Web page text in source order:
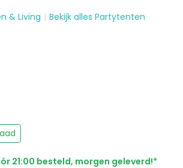
& Living Bekijk alles Partytenten
21:00 besteld, morgen geleverd!*